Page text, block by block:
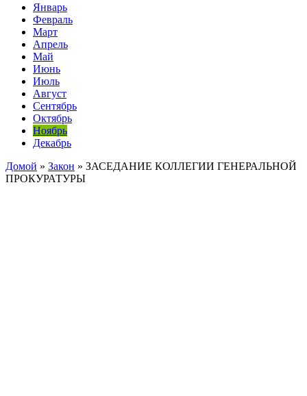
Январь
Февраль
Март
Апрель
Май
Июнь
Июль
Август
Сентябрь
Октябрь
Ноябрь
Декабрь
Домой » Закон » ЗАСЕДАНИЕ КОЛЛЕГИИ ГЕНЕРАЛЬНОЙ
ПРОКУРАТУРЫ